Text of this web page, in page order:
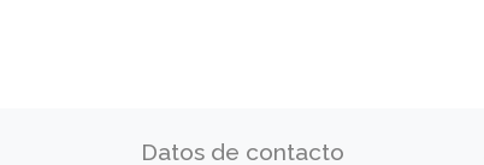
Datos de contacto